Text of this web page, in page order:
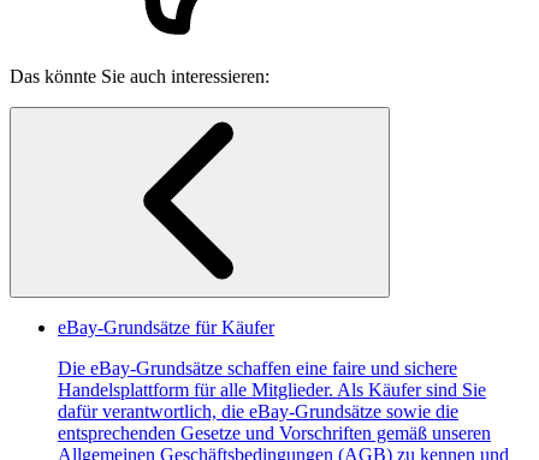
Das könnte Sie auch interessieren:
eBay-Grundsätze für Käufer
Die eBay-Grundsätze schaffen eine faire und sichere
Handelsplattform für alle Mitglieder. Als Käufer sind Sie
dafür verantwortlich, die eBay-Grundsätze sowie die
entsprechenden Gesetze und Vorschriften gemäß unseren
Allgemeinen Geschäftsbedingungen (AGB) zu kennen und